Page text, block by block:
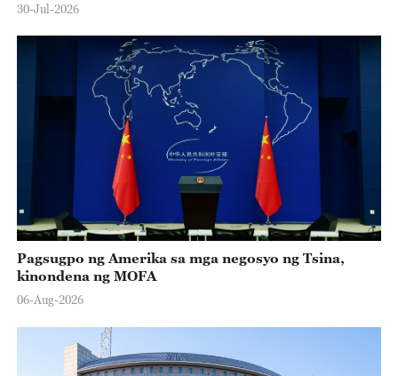
30-Jul-2026
Pagsugpo ng Amerika sa mga negosyo ng Tsina,
kinondena ng MOFA
06-Aug-2026